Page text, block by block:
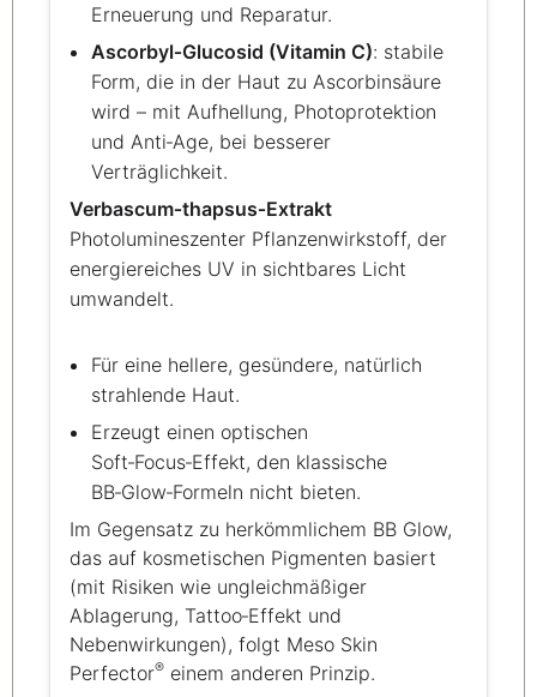
Erneuerung und Reparatur.
Ascorbyl‑Glucosid (Vitamin C): stabile
Form, die in der Haut zu Ascorbinsäure
wird – mit Aufhellung, Photoprotektion
und Anti‑Age, bei besserer
Verträglichkeit.
Verbascum‑thapsus‑Extrakt
Photolumineszenter Pflanzenwirkstoff, der
energiereiches UV in sichtbares Licht
umwandelt.
Für eine hellere, gesündere, natürlich
strahlende Haut.
Erzeugt einen optischen
Soft‑Focus‑Effekt, den klassische
BB‑Glow‑Formeln nicht bieten.
Im Gegensatz zu herkömmlichem BB Glow,
das auf kosmetischen Pigmenten basiert
(mit Risiken wie ungleichmäßiger
Ablagerung, Tattoo‑Effekt und
Nebenwirkungen), folgt Meso Skin
Perfector® einem anderen Prinzip.